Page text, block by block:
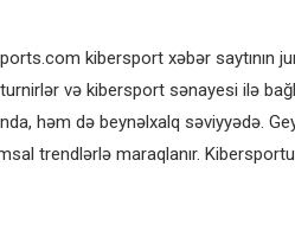
kibersport xəbər saytının
və kibersport sənayesi ilə
həm də beynəlxalq səviyyədə.
trendlərlə maraqlanır.